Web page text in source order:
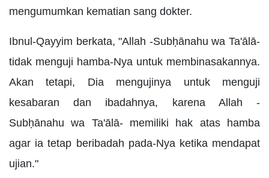
mengumumkan kematian sang dokter.
Ibnul-Qayyim berkata, "Allah -Subḥānahu wa Ta'ālā-
tidak menguji hamba-Nya untuk membinasakannya.
Akan tetapi, Dia mengujinya untuk menguji
kesabaran dan ibadahnya, karena Allah -
Subḥānahu wa Ta'ālā- memiliki hak atas hamba
agar ia tetap beribadah pada-Nya ketika mendapat
ujian."